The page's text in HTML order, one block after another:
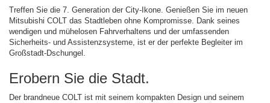
Treffen Sie die 7. Generation der City-Ikone. Genießen Sie im neuen
Mitsubishi COLT das Stadtleben ohne Kompromisse. Dank seines
wendigen und mühelosen Fahrverhaltens und der umfassenden
Sicherheits- und Assistenzsysteme, ist er der perfekte Begleiter im
Großstadt-Dschungel.
Erobern Sie die Stadt.
Der brandneue COLT ist mit seinem kompakten Design und seinem